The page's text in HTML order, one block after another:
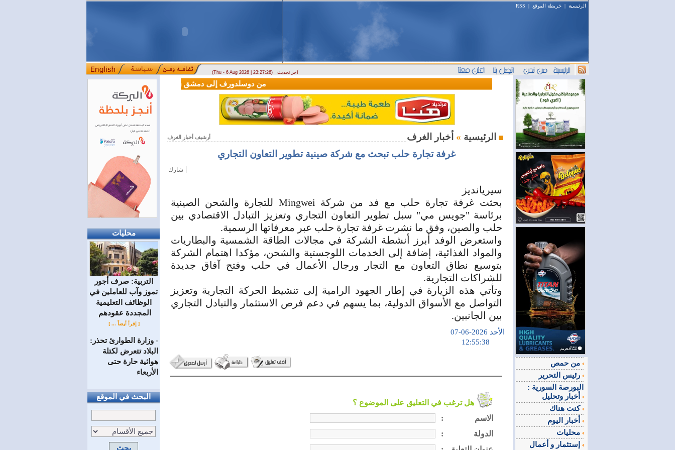
الرئيسية | خريطة الموقع |
RSS
(Thu - 6 Aug 2026 | 23:27:26) آخر تحديث
محليات
التربية: صرف أجور
تموز وآب للعاملين في
الوظائف ‏التعليمية
المجددة عقودهم ‏
[ إقرأ أيضاً ... ]
= وزارة الطوارئ تحذر:
البلاد تتعرض لكتلة
هوائية حارة حتى
الأربعاء
البحث في الموقع
أرشيف أخبار الغرف الرئيسية »
غرفة تجارة حلب تبحث مع شركة صينية تطوير التعاون التجاري
شارك |
سيريانديز
بحثت غرفة تجارة حلب مع فد من شركة Mingwei للتجارة والشحن الصينية
برئاسة "جويس مي" سبل تطوير التعاون التجاري وتعزيز التبادل الاقتصادي بين
حلب والصين، وفق ما نشرت غرفة تجارة حلب عبر معرفاتها الرسمية.
واستعرض الوفد أبرز أنشطة الشركة في مجالات الطاقة الشمسية والبطاريات
والمواد الغذائية، إضافة إلى الخدمات اللوجستية والشحن، مؤكدا اهتمام الشركة
بتوسيع نطاق التعاون مع التجار ورجال الأعمال في حلب وفتح آفاق جديدة
للشراكات التجارية.
وتأتي هذه الزيارة في إطار الجهود الرامية إلى تنشيط الحركة التجارية وتعزيز
التواصل مع الأسواق الدولية، بما يسهم في دعم فرص الاستثمار والتبادل التجاري
بين الجانبين.
الأحد 2026-06-07
هل ترغب في التعليق على الموضوع ؟
:
الاسم
:
الدولة
البورصة السورية :
كنت هناك